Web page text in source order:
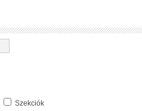
Szekciók